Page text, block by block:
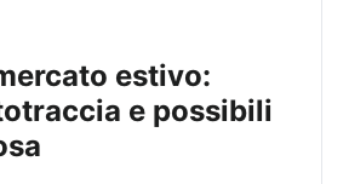
e possibili